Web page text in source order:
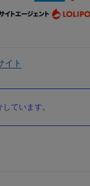
イト
ています。